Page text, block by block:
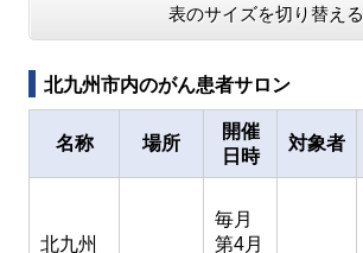
表のサイズを切り替える
北九州市内のがん患者サロン
名称 場所
開催
日時
対象者
北九州
毎月
第4月